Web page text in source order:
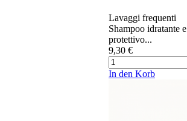
​​​​​Lavaggi frequenti​​
Shampoo idratante e
protettivo...
9,30 €
In den Korb